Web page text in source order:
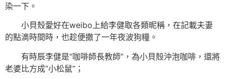
染一下。
小貝殼愛好在weibo上給李健取各類昵稱，在記載夫妻
的點滴時間時，也趁便撒了一年夜波狗糧。
有時辰李健是“咖啡師長教師”，為小貝殼沖泡咖啡，還將
老婆比方成“小松鼠”；